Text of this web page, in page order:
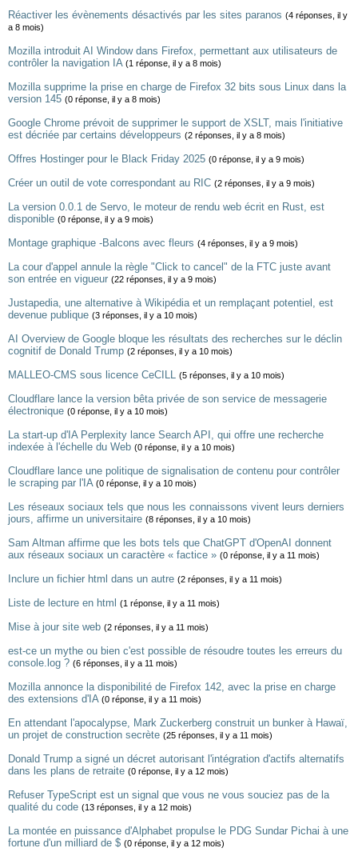
Réactiver les évènements désactivés par les sites paranos (4 réponses, il y
a 8 mois)
Mozilla introduit AI Window dans Firefox, permettant aux utilisateurs de
contrôler la navigation IA (1 réponse, il y a 8 mois)
Mozilla supprime la prise en charge de Firefox 32 bits sous Linux dans la
version 145 (0 réponse, il y a 8 mois)
Google Chrome prévoit de supprimer le support de XSLT, mais l'initiative
est décriée par certains développeurs (2 réponses, il y a 8 mois)
Offres Hostinger pour le Black Friday 2025 (0 réponse, il y a 9 mois)
Créer un outil de vote correspondant au RIC (2 réponses, il y a 9 mois)
La version 0.0.1 de Servo, le moteur de rendu web écrit en Rust, est
disponible (0 réponse, il y a 9 mois)
Montage graphique -Balcons avec fleurs (4 réponses, il y a 9 mois)
La cour d'appel annule la règle "Click to cancel" de la FTC juste avant
son entrée en vigueur (22 réponses, il y a 9 mois)
Justapedia, une alternative à Wikipédia et un remplaçant potentiel, est
devenue publique (3 réponses, il y a 10 mois)
AI Overview de Google bloque les résultats des recherches sur le déclin
cognitif de Donald Trump (2 réponses, il y a 10 mois)
MALLEO-CMS sous licence CeCILL (5 réponses, il y a 10 mois)
Cloudflare lance la version bêta privée de son service de messagerie
électronique (0 réponse, il y a 10 mois)
La start-up d'IA Perplexity lance Search API, qui offre une recherche
indexée à l'échelle du Web (0 réponse, il y a 10 mois)
Cloudflare lance une politique de signalisation de contenu pour contrôler
le scraping par l'IA (0 réponse, il y a 10 mois)
Les réseaux sociaux tels que nous les connaissons vivent leurs derniers
jours, affirme un universitaire (8 réponses, il y a 10 mois)
Sam Altman affirme que les bots tels que ChatGPT d'OpenAI donnent
aux réseaux sociaux un caractère « factice » (0 réponse, il y a 11 mois)
Inclure un fichier html dans un autre (2 réponses, il y a 11 mois)
Liste de lecture en html (1 réponse, il y a 11 mois)
Mise à jour site web (2 réponses, il y a 11 mois)
est-ce un mythe ou bien c'est possible de résoudre toutes les erreurs du
console.log ? (6 réponses, il y a 11 mois)
Mozilla annonce la disponibilité de Firefox 142, avec la prise en charge
des extensions d'IA (0 réponse, il y a 11 mois)
En attendant l'apocalypse, Mark Zuckerberg construit un bunker à Hawaï,
un projet de construction secrète (25 réponses, il y a 11 mois)
Donald Trump a signé un décret autorisant l'intégration d'actifs alternatifs
dans les plans de retraite (0 réponse, il y a 12 mois)
Refuser TypeScript est un signal que vous ne vous souciez pas de la
qualité du code (13 réponses, il y a 12 mois)
La montée en puissance d'Alphabet propulse le PDG Sundar Pichai à une
fortune d'un milliard de $ (0 réponse, il y a 12 mois)